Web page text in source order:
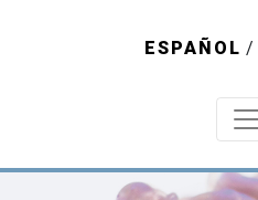
ESPAÑOL /